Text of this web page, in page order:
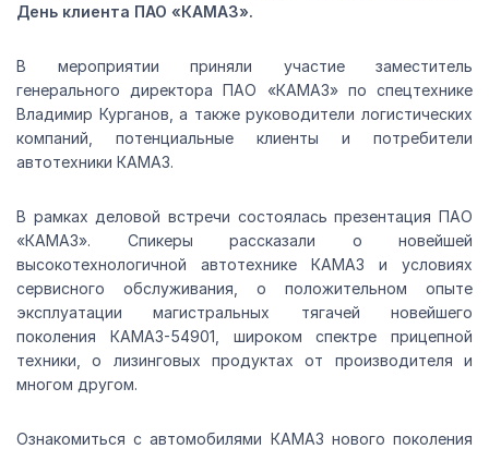
День клиента ПАО «КАМАЗ».
В мероприятии приняли участие заместитель
генерального директора ПАО «КАМАЗ» по спецтехнике
Владимир Курганов, а также руководители логистических
компаний, потенциальные клиенты и потребители
автотехники КАМАЗ.
В рамках деловой встречи состоялась презентация ПАО
«КАМАЗ». Спикеры рассказали о новейшей
высокотехнологичной автотехнике КАМАЗ и условиях
сервисного обслуживания, о положительном опыте
эксплуатации магистральных тягачей новейшего
поколения КАМАЗ-54901, широком спектре прицепной
техники, о лизинговых продуктах от производителя и
многом другом.
Ознакомиться с автомобилями КАМАЗ нового поколения